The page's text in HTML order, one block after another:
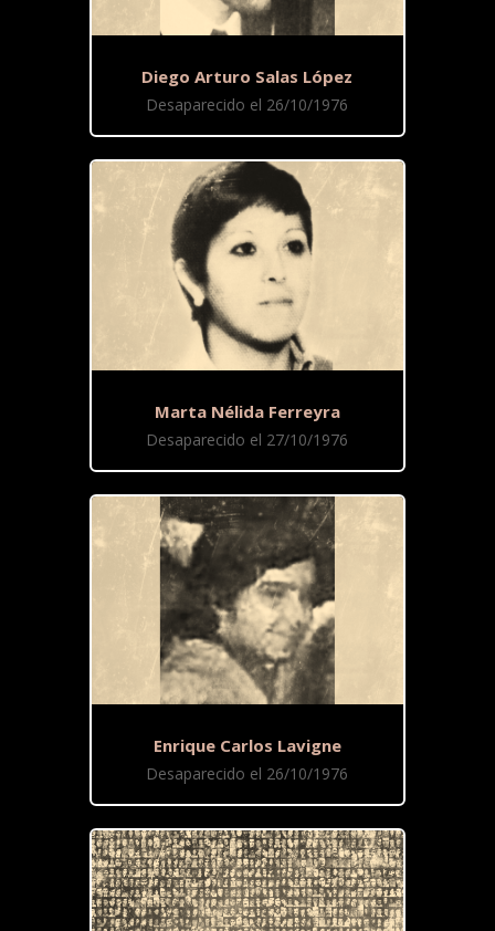
Diego Arturo Salas López
Desaparecido el 26/10/1976
Marta Nélida Ferreyra
Desaparecido el 27/10/1976
Enrique Carlos Lavigne
Desaparecido el 26/10/1976